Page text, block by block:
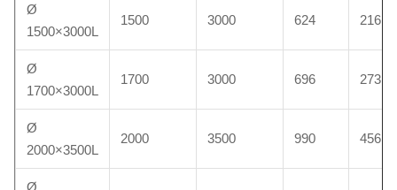
Ø
1500×3000L
1500 3000 624 216
Ø
1700×3000L
1700 3000 696 273
Ø
2000×3500L
2000 3500 990 456
Ø